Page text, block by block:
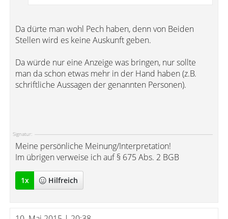
Da dürte man wohl Pech haben, denn von Beiden
Stellen wird es keine Auskunft geben.
Da würde nur eine Anzeige was bringen, nur sollte
man da schon etwas mehr in der Hand haben (z.B.
schriftliche Aussagen der genannten Personen).
Signatur:
Meine persönliche Meinung/Interpretation!
Im übrigen verweise ich auf § 675 Abs. 2 BGB
1x Hilfreich